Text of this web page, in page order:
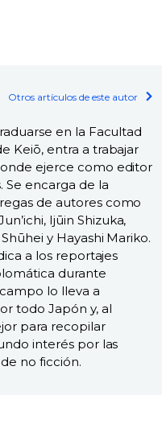
Otros artículos de este autor
en la Facultad
Keiō, entra a trabajar
ejerce como editor
Se encarga de la
de autores como
Ijūin Shizuka,
y Hayashi Mariko.
a los reportajes
durante
lo lleva a
todo Japón y, al
para recopilar
interés por las
no ficción.